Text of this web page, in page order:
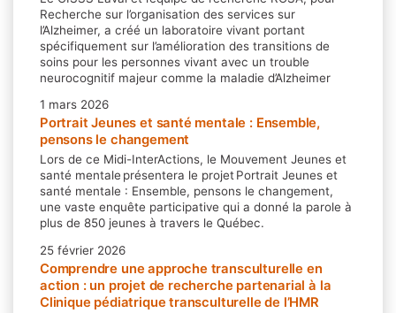
Recherche sur l’organisation des services sur
l’Alzheimer, a créé un laboratoire vivant portant
spécifiquement sur l’amélioration des transitions de
soins pour les personnes vivant avec un trouble
neurocognitif majeur comme la maladie d’Alzheimer
1 mars 2026
Portrait Jeunes et santé mentale : Ensemble,
pensons le changement
Lors de ce Midi-InterActions, le Mouvement Jeunes et
santé mentale présentera le projet Portrait Jeunes et
santé mentale : Ensemble, pensons le changement,
une vaste enquête participative qui a donné la parole à
plus de 850 jeunes à travers le Québec.
25 février 2026
Comprendre une approche transculturelle en
action : un projet de recherche partenarial à la
Clinique pédiatrique transculturelle de l’HMR